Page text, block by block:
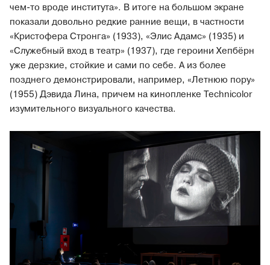
чем-то вроде института». В итоге на большом экране
показали довольно редкие ранние вещи, в частности
«Кристофера Стронга» (1933), «Элис Адамс» (1935) и
«Служебный вход в театр» (1937), где героини Хепбёрн
уже дерзкие, стойкие и сами по себе. А из более
позднего демонстрировали, например, «Летнюю пору»
(1955) Дэвида Лина, причем на кинопленке Technicolor
изумительного визуального качества.